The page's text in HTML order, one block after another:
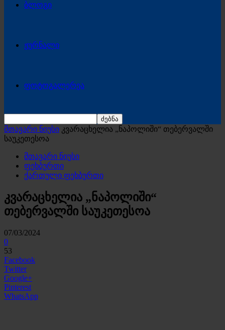
ბლოგი
ჟურნალი
ფოტოგალერეა
მთავარი ნიუსი კვარაცხელია „ნაპოლიში“ თებერვალში
საუკეთესოა
მთავარი ნიუსი
ფეხბურთი
ქართული ფეხბურთი
კვარაცხელია „ნაპოლიში“
თებერვალში საუკეთესოა
07/03/2024
0
53
Facebook
Twitter
Google+
Pinterest
WhatsApp